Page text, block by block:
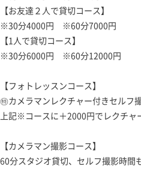
【お友達２人で貸切コース】
※30分4000円 ※60分7000円
【1人で貸切コース】
※30分6000円 ※60分12000円
【フォトレッスンコース】
㊕カメラマンレクチャー付きセルフ
上記※コースに＋2000円でレクチ
【カメラマン撮影コース】
60分スタジオ貸切、セルフ撮影時